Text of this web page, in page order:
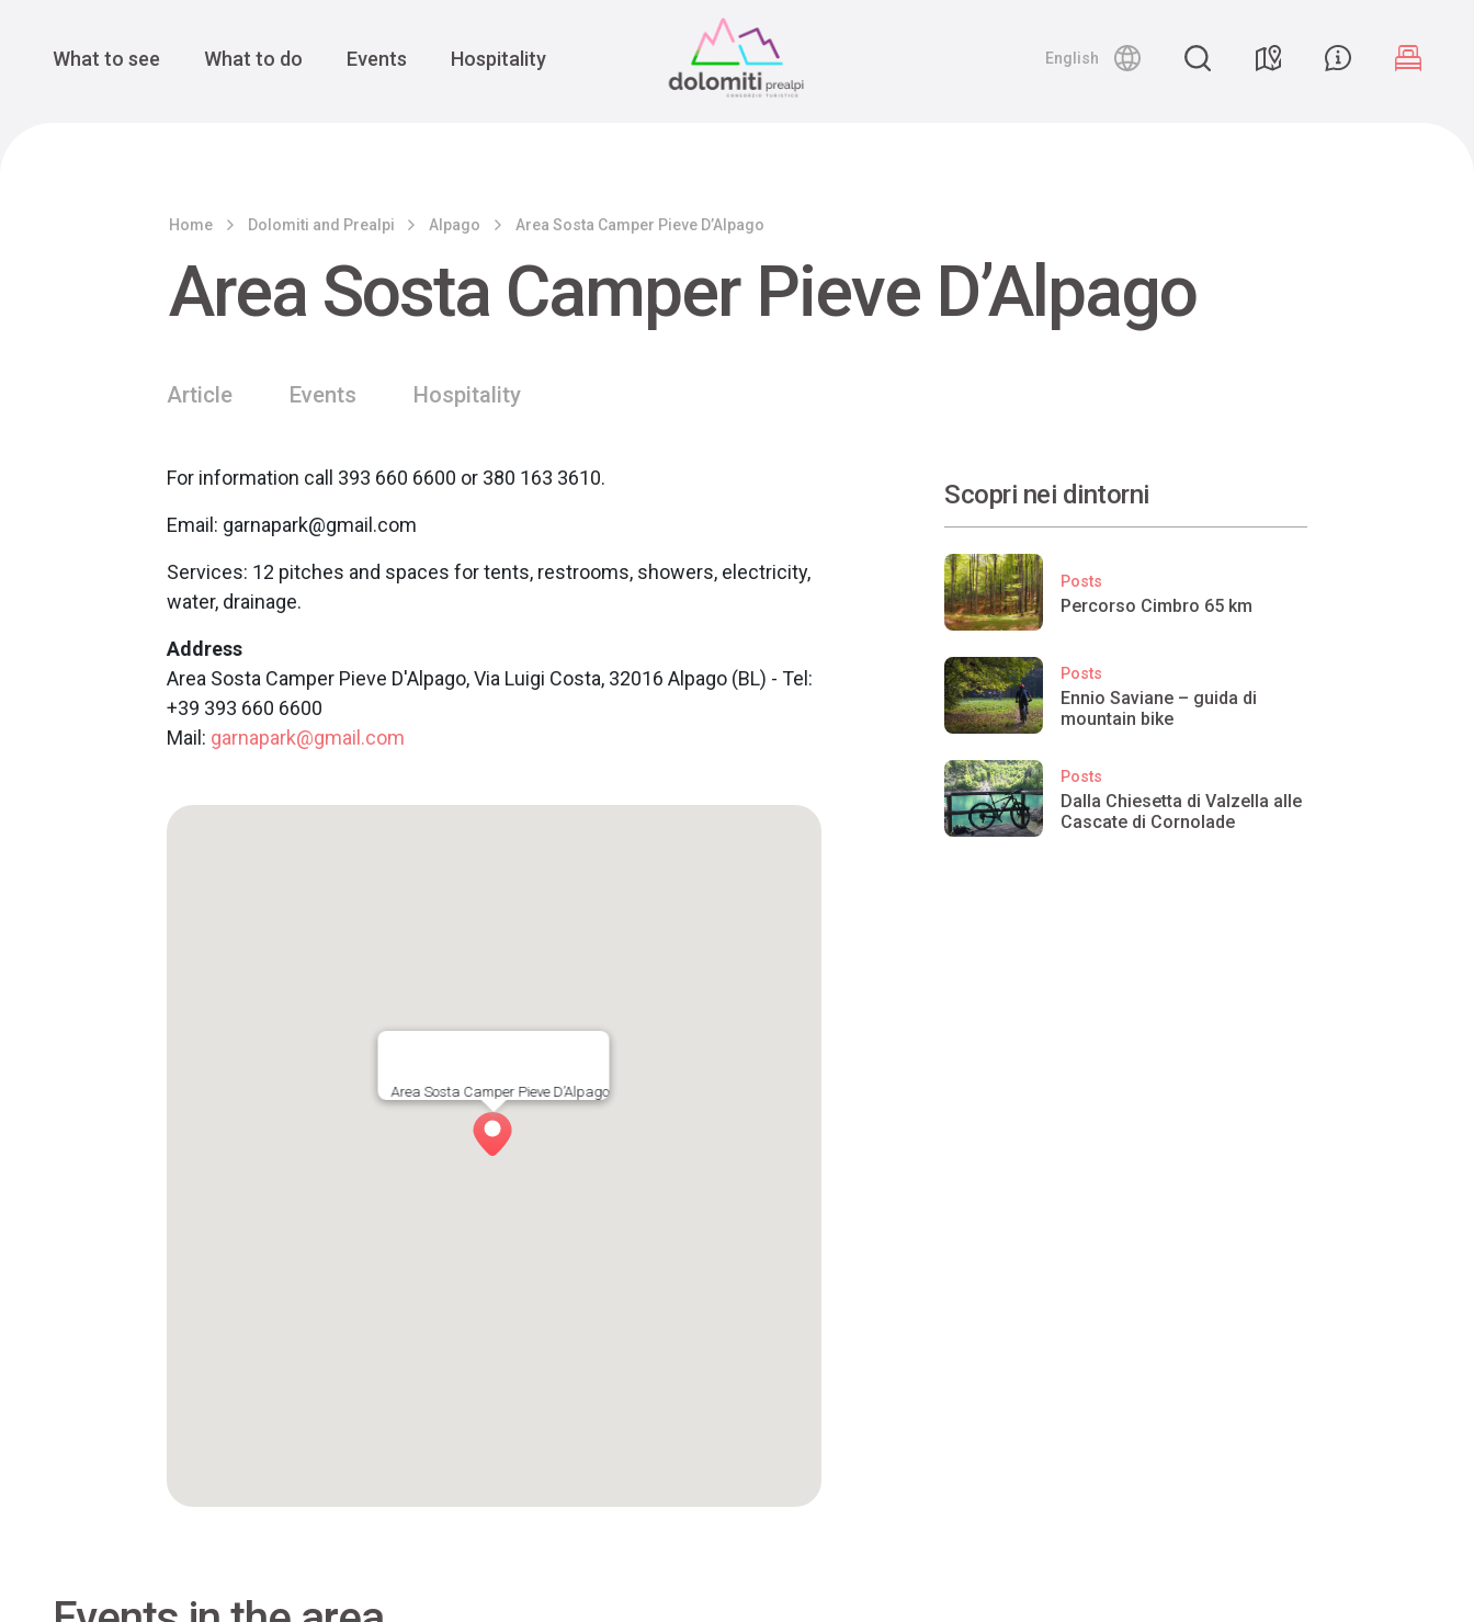
Main Navigation
What to see What to do Events Hospitality English
Home Dolomiti and Prealpi Alpago Area Sosta Camper Pieve D’Alpago
Area Sosta Camper Pieve D’Alpago
Article Events Hospitality
For information call 393 660 6600 or 380 163 3610.
Email: garnapark@gmail.com
Services: 12 pitches and spaces for tents, restrooms, showers, electricity,
water, drainage.
Address
Area Sosta Camper Pieve D'Alpago, Via Luigi Costa, 32016 Alpago (BL) - Tel:
+39 393 660 6600
Mail: garnapark@gmail.com
Area Sosta Camper Pieve D’Alpago
Scopri nei dintorni
Posts
Percorso Cimbro 65 km
Posts
Ennio Saviane – guida di
mountain bike
Posts
Dalla Chiesetta di Valzella alle
Cascate di Cornolade